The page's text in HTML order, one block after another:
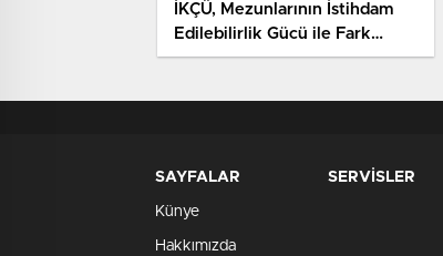
İKÇÜ, Mezunlarının İstihdam
Edilebilirlik Gücü ile Fark
Yarattı
SAYFALAR
Künye
Hakkımızda
SERVİSLER